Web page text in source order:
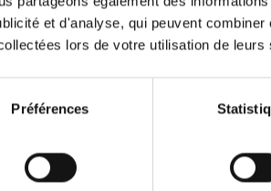
et d'analyse, qui peuvent
lors de votre utilisation de leurs
Préférences
Digital marketing like
completely revised